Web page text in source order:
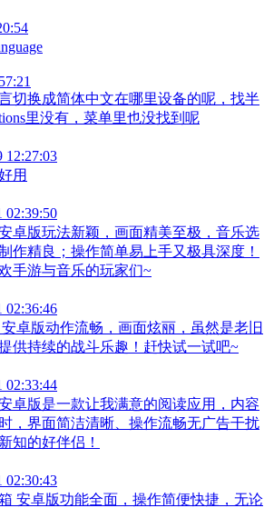
切换成简体中文在哪里设备的呢，找半
里没有，菜单里也没找到呢
12:27:03
用
02:39:50
卓版玩法新颖，画面精美至极，音乐选
作精良；操作简单易上手又极具深度！
手游与音乐的玩家们~
02:36:46
卓版动作流畅，画面炫丽，虽然是老旧
供持续的战斗乐趣！赶快试一试吧~
02:33:44
卓版是一款让我满意的阅读应用，内容
，界面简洁清晰、操作流畅无广告干扰
知的好伴侣！
02:30:43
安卓版功能全面，操作简便快捷，无论